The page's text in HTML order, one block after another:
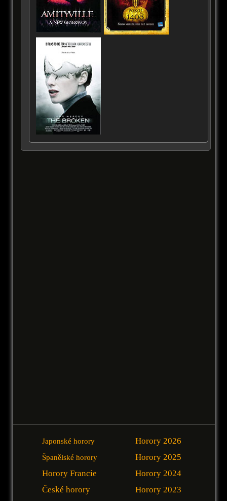
Japonské horory
Španělské horory
Horory Francie
České horory
Horory 2026
Horory 2025
Horory 2024
Horory 2023